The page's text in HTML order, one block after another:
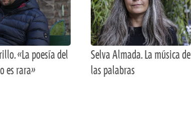
«La poesía del
es rara»
Selva Almada. La música de
las palabras